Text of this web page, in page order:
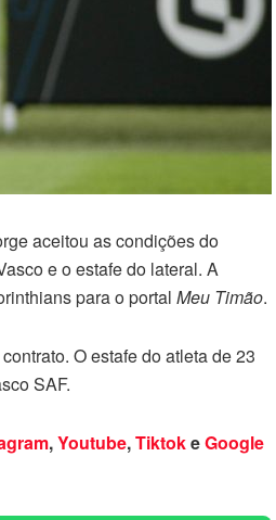
aceitou as condições do
e o estafe do lateral. A
para o portal Meu Timão.
O estafe do atleta de 23
SAF.
,Youtube,TiktokeGoogle